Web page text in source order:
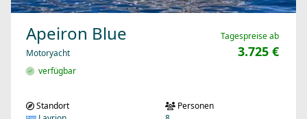
Apeiron Blue
Motoryacht
verfügbar
Tagespreise ab
3.725 €
Standort
Personen